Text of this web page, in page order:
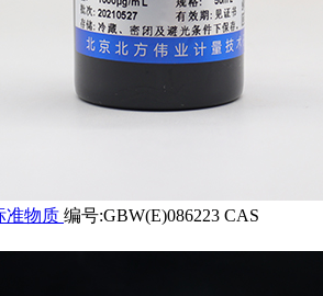
准物质 编号:GBW(E)086223 CAS